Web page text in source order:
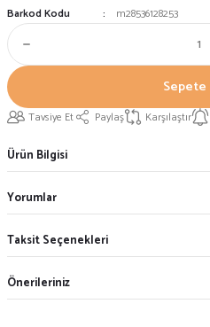
Barkod Kodu
m28536128253
Sepete
Tavsiye Et Paylaş Karşılaştır
Ürün Bilgisi
Yorumlar
Taksit Seçenekleri
Önerileriniz